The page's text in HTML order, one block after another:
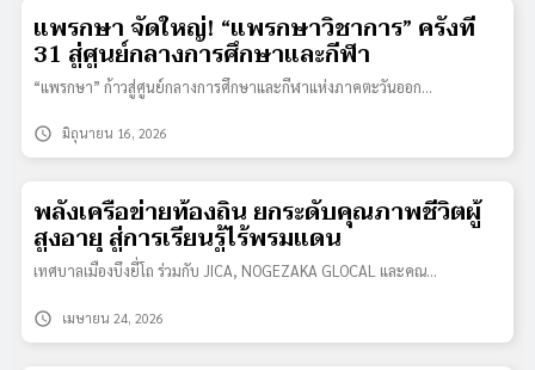
แพรกษา จัดใหญ่! “แพรกษาวิชาการ” ครั้งที่
31 สู่ศูนย์กลางการศึกษาและกีฬา
“แพรกษา” ก้าวสู่ศูนย์กลางการศึกษาและกีฬาแห่งภาคตะวันออก…
schedule มิถุนายน 16, 2026
พลังเครือข่ายท้องถิ่น ยกระดับคุณภาพชีวิตผู้
สูงอายุ สู่การเรียนรู้ไร้พรมแดน
เทศบาลเมืองบึงยี่โถ ร่วมกับ JICA, NOGEZAKA GLOCAL และคณ…
schedule เมษายน 24, 2026